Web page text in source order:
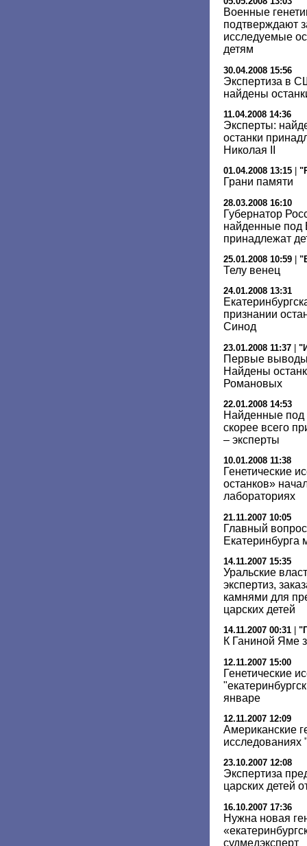
Военные
подтверждают
исследуемые
детям
30.04.2008 15:56
Экспертиза в
найдены
11.04.2008 14:36
Эксперты:
останки
Николая II
01.04.2008 13:15
Грани памяти
28.03.2008 16:10
Губернатор
найденные под
принадлежат
25.01.2008 10:59
Телу венец
24.01.2008 13:31
признании
Синод
23.01.2008 11:37 |
Первые выводы
Найдены
Романовых
22.01.2008 14:53
Найденные под
скорее всего
– эксперты
10.01.2008 11:38
Генетические
останков»
лабораториях
21.11.2007 10:05
Главный
14.11.2007 15:35
Уральские
экспертиз,
камнями для
царских детей
14.11.2007 00:31
К Ганиной Яме
12.11.2007 15:00
Генетические
январе
12.11.2007 12:09
Американские
исследованиях
23.10.2007 12:08
Экспертиза
царских детей
16.10.2007 17:36
Нужна новая
судмедэксперт